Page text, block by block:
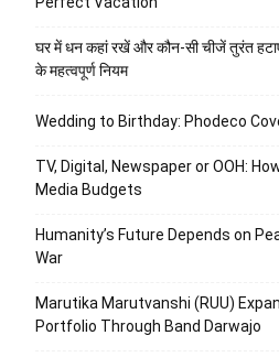
घर में धन कहां रखें और कौन-सी चीजें तुरंत
के महत्वपूर्ण नियम
Wedding to Birthday: Phodeco
TV, Digital, Newspaper or OOH:
Media Budgets
Humanity’s Future Depends on
War
Marutika Marutvanshi (RUU)
Portfolio Through Band Darwajo